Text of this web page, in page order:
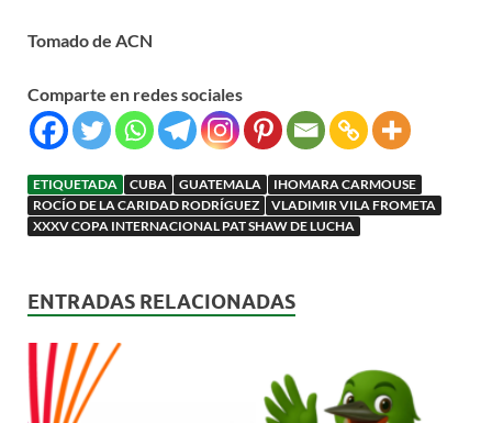
Tomado de ACN
Comparte en redes sociales
ETIQUETADA CUBA GUATEMALA
IHOMARA CARMOUSE
ROCÍO DE LA CARIDAD RODRÍGUEZ
VLADIMIR VILA FROMETA
XXXV COPA INTERNACIONAL PAT SHAW DE LUCHA
ENTRADAS RELACIONADAS